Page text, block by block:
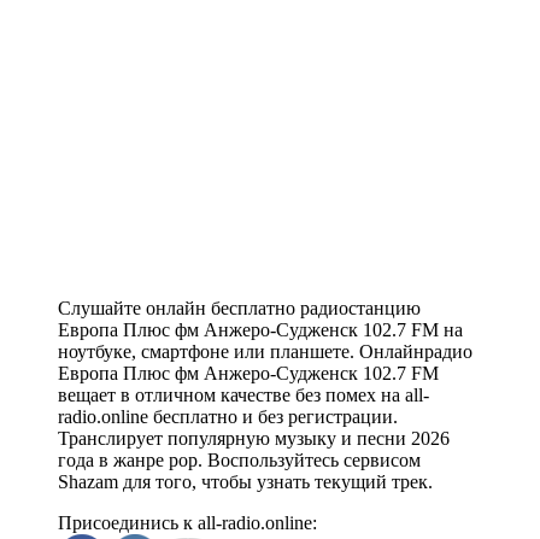
Слушайте онлайн бесплатно радиостанцию
Европа Плюс фм Анжеро-Судженск 102.7 FM на
ноутбуке, смартфоне или планшете. Онлайнрадио
Европа Плюс фм Анжеро-Судженск 102.7 FM
вещает в отличном качестве без помех на all-
radio.online бесплатно и без регистрации.
Транслирует популярную музыку и песни 2026
года в жанре pop. Воспользуйтесь сервисом
Shazam для того, чтобы узнать текущий трек.
Присоединись к all-radio.online: